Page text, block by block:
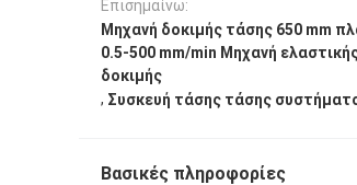
Επισημαίνω:
Μηχανή δοκιμής τάσης 650 mm
0.5-500 mm/min Μηχανή
δοκιμής
, Συσκευή τάσης τάσης
Βασικές πληροφορίες